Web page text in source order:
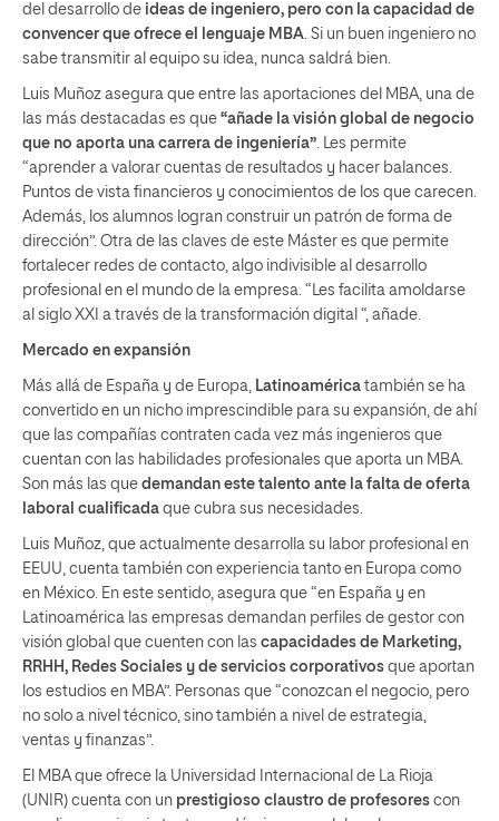
del desarrollo de ideas de ingeniero, pero con la capacidad de
convencer que ofrece el lenguaje MBA. Si un buen ingeniero no
sabe transmitir al equipo su idea, nunca saldrá bien.
Luis Muñoz asegura que entre las aportaciones del MBA, una de
las más destacadas es que “añade la visión global de negocio
que no aporta una carrera de ingeniería”. Les permite
“aprender a valorar cuentas de resultados y hacer balances.
Puntos de vista financieros y conocimientos de los que carecen.
Además, los alumnos logran construir un patrón de forma de
dirección”. Otra de las claves de este Máster es que permite
fortalecer redes de contacto, algo indivisible al desarrollo
profesional en el mundo de la empresa. “Les facilita amoldarse
al siglo XXI a través de la transformación digital “, añade.
Mercado en expansión
Más allá de España y de Europa, Latinoamérica también se ha
convertido en un nicho imprescindible para su expansión, de ahí
que las compañías contraten cada vez más ingenieros que
cuentan con las habilidades profesionales que aporta un MBA.
Son más las que demandan este talento ante la falta de oferta
laboral cualificada que cubra sus necesidades.
Luis Muñoz, que actualmente desarrolla su labor profesional en
EEUU, cuenta también con experiencia tanto en Europa como
en México. En este sentido, asegura que “en España y en
Latinoamérica las empresas demandan perfiles de gestor con
visión global que cuenten con las capacidades de Marketing,
RRHH, Redes Sociales y de servicios corporativos que aportan
los estudios en MBA”. Personas que “conozcan el negocio, pero
no solo a nivel técnico, sino también a nivel de estrategia,
ventas y finanzas”.
El MBA que ofrece la Universidad Internacional de La Rioja
(UNIR) cuenta con un prestigioso claustro de profesores con